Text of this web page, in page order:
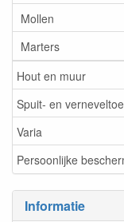
Mollen
Marters
Hout en muur
Spuit- en
Varia
Persoonlijke
Informatie